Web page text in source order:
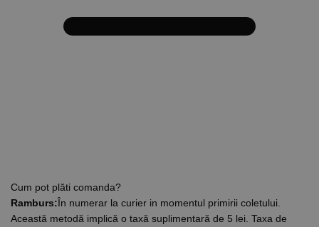
Cum pot plăti comanda?
Ramburs:În numerar la curier in momentul primirii coletului.
Această metodă implică o taxă suplimentară de 5 lei. Taxa de